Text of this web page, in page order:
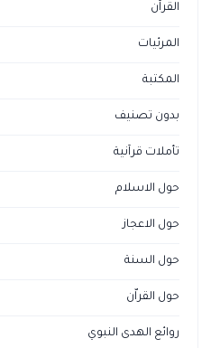
القرآن
المرئيات
المكتبة
بدون تصنيف
تأملات قرآنية
حول الاسلام
حول الاعجاز
حول السنة
حول القراّن
روائع الهدى النبوي